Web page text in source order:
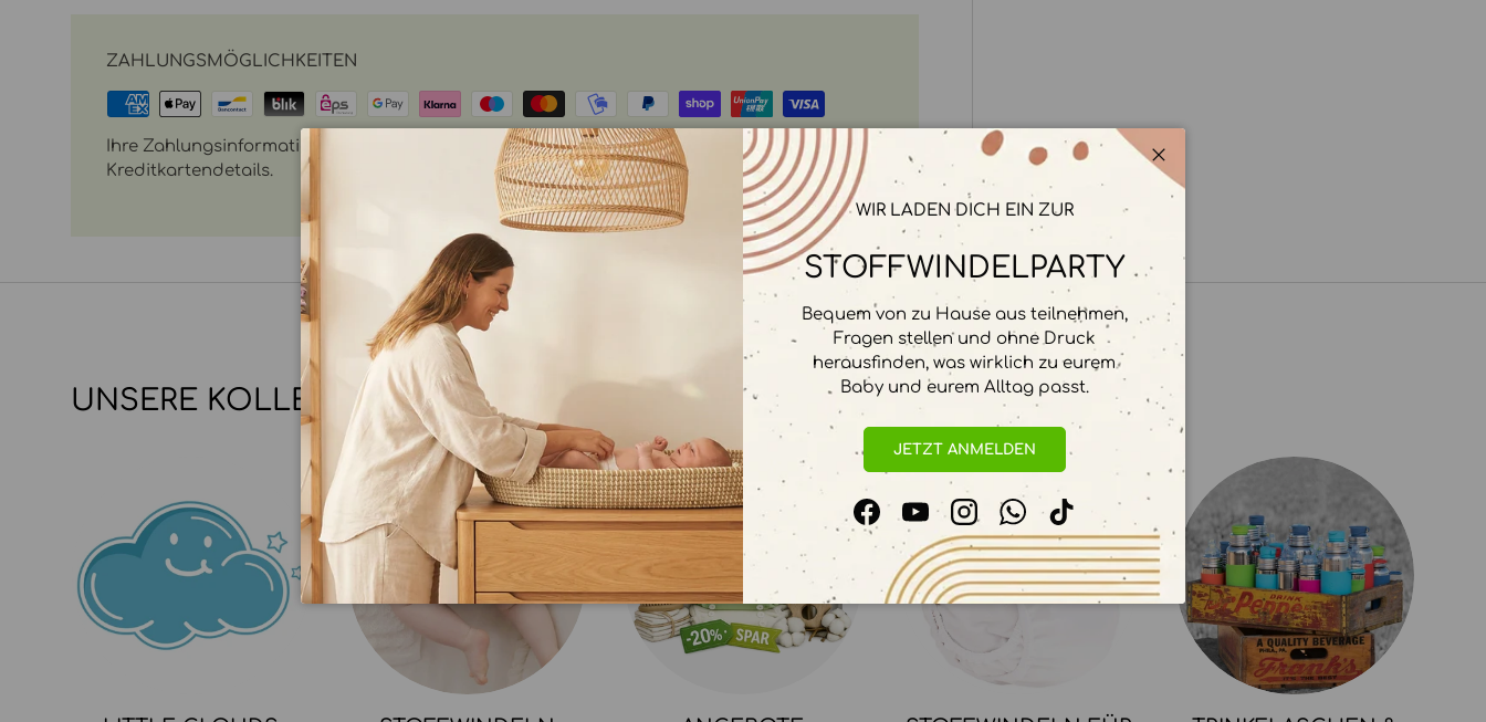
ZAHLUNGSMÖGLICHKEITEN
Ihre Zahlungsinformationen werden sicher verarbeitet. Wir speichern keine
Kreditkartendetails.
UNSERE KOLLEKTIONEN
Schließen
WIR LADEN DICH EIN ZUR
STOFFWINDELPARTY
Bequem von zu Hause aus teilnehmen,
Fragen stellen und ohne Druck
herausfinden, was wirklich zu eurem
Baby und eurem Alltag passt.
JETZT ANMELDEN
FacebookYouTubeInstagramWhatsApp
TikTok